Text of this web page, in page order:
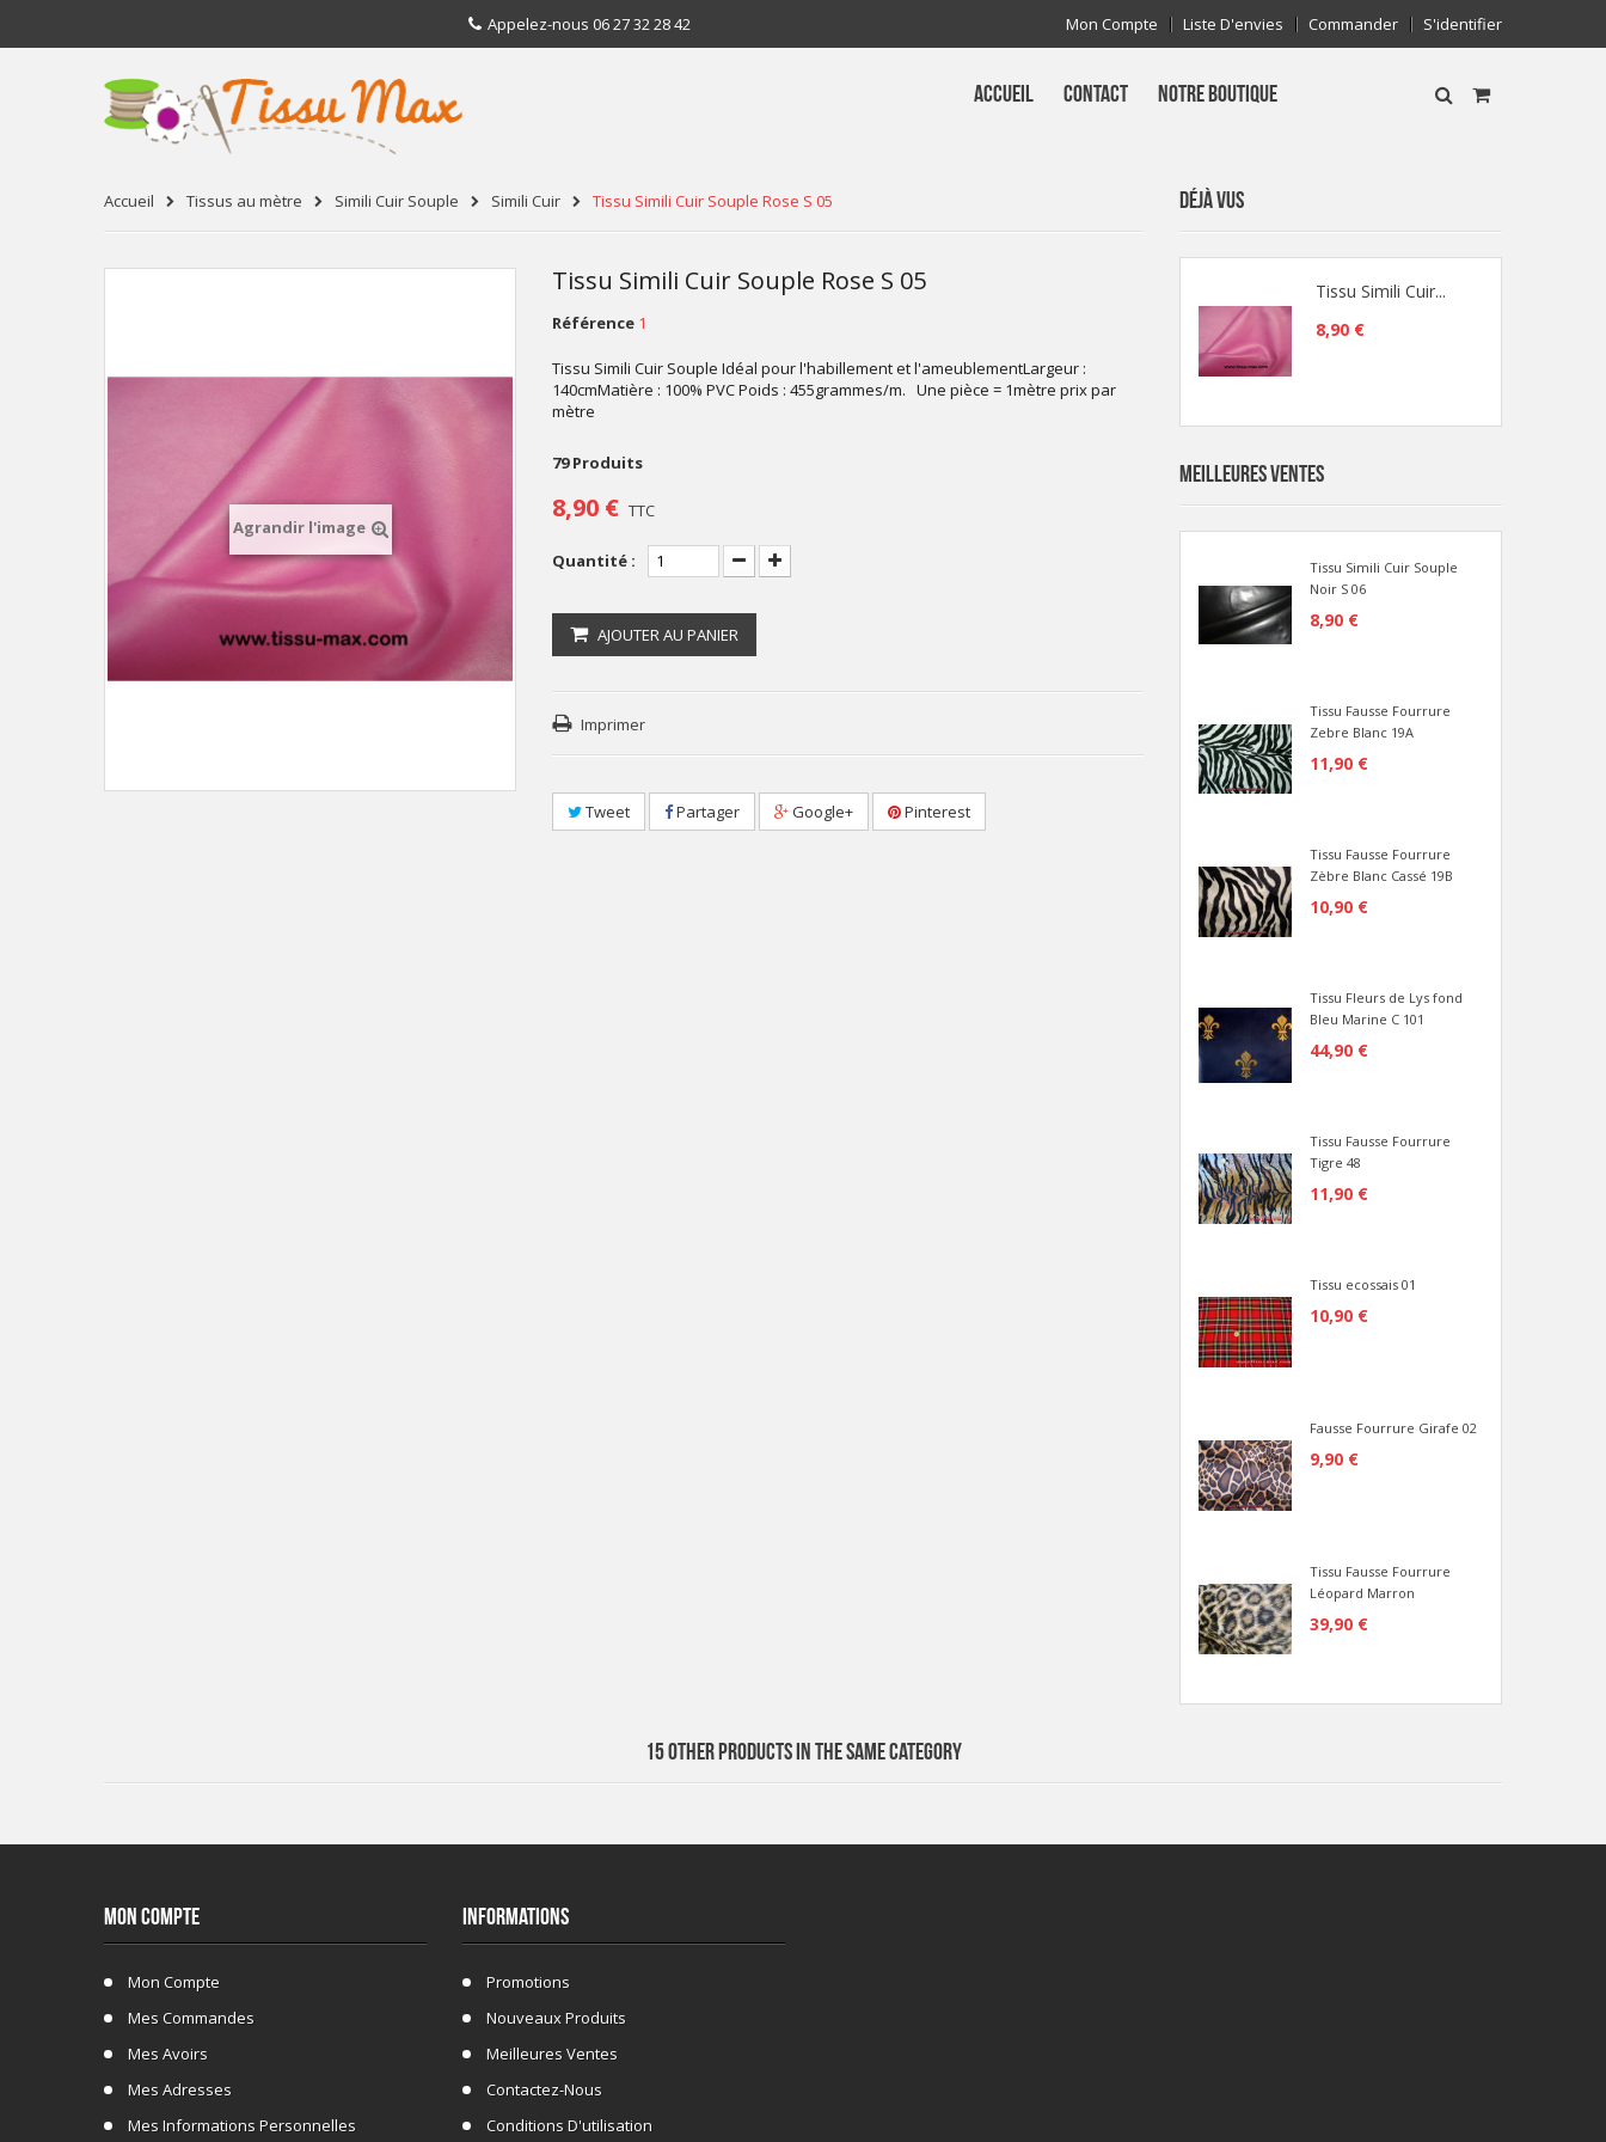
Mon Compte Liste D'envies Commander S'identifier
Appelez-nous 06 27 32 28 42
ACCUEIL CONTACT NOTRE BOUTIQUE
Accueil Tissus au mètre Simili Cuir Souple Simili Cuir Tissu Simili Cuir Souple Rose S 05
Agrandir l'image
Tissu Simili Cuir Souple Rose S 05
Référence 1
Tissu Simili Cuir Souple Idéal pour l'habillement et l'ameublementLargeur :
140cmMatière : 100% PVC Poids : 455grammes/m. Une pièce = 1mètre prix par
mètre
79 Produits
8,90 € TTC
Quantité :
AJOUTER AU PANIER
Imprimer
Tweet Partager Google+ Pinterest
DÉJÀ VUS
Tissu Simili Cuir...
8,90 €
MEILLEURES VENTES
Tissu Simili Cuir Souple
Noir S 06
8,90 €
Tissu Fausse Fourrure
Zebre Blanc 19A
11,90 €
Tissu Fausse Fourrure
Zèbre Blanc Cassé 19B
10,90 €
Tissu Fleurs de Lys fond
Bleu Marine C 101
44,90 €
Tissu Fausse Fourrure
Tigre 48
11,90 €
Tissu ecossais 01
10,90 €
Fausse Fourrure Girafe 02
9,90 €
Tissu Fausse Fourrure
Léopard Marron
39,90 €
15 OTHER PRODUCTS IN THE SAME CATEGORY
MON COMPTE
Mon Compte
Mes Commandes
Mes Avoirs
Mes Adresses
Mes Informations Personnelles
INFORMATIONS
Promotions
Nouveaux Produits
Meilleures Ventes
Contactez-Nous
Conditions D'utilisation